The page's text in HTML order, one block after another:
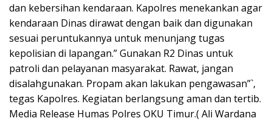
dan kebersihan kendaraan. Kapolres menekankan agar
kendaraan Dinas dirawat dengan baik dan digunakan
sesuai peruntukannya untuk menunjang tugas
kepolisian di lapangan.” Gunakan R2 Dinas untuk
patroli dan pelayanan masyarakat. Rawat, jangan
disalahgunakan. Propam akan lakukan pengawasan”`,
tegas Kapolres. Kegiatan berlangsung aman dan tertib.
Media Release Humas Polres OKU Timur.( Ali Wardana